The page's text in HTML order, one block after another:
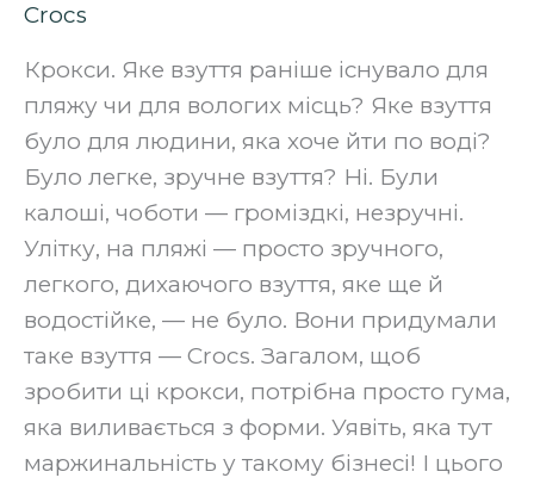
Crocs
Крокси. Яке взуття раніше існувало для
пляжу чи для вологих місць? Яке взуття
було для людини, яка хоче йти по воді?
Було легке, зручне взуття? Ні. Були
калоші, чоботи — громіздкі, незручні.
Улітку, на пляжі — просто зручного,
легкого, дихаючого взуття, яке ще й
водостійке, — не було. Вони придумали
таке взуття — Crocs. Загалом, щоб
зробити ці крокси, потрібна просто гума,
яка виливається з форми. Уявіть, яка тут
маржинальність у такому бізнесі! І цього